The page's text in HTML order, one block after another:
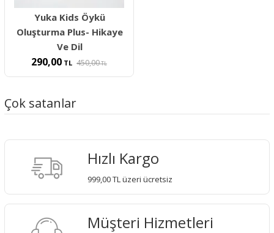
Yuka Kids Öykü
Oluşturma Plus- Hikaye
Ve Dil
290,00 TL 450,00TL
Çok satanlar
Hızlı Kargo
999,00 TL üzeri ücretsiz
Müşteri Hizmetleri